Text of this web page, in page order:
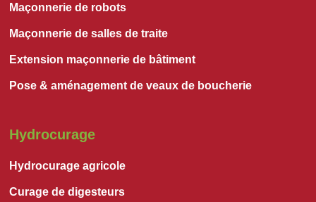
Maçonnerie de robots
Maçonnerie de salles de traite
Extension maçonnerie de bâtiment
Pose & aménagement de veaux de boucherie
Hydrocurage
Hydrocurage agricole
Curage de digesteurs